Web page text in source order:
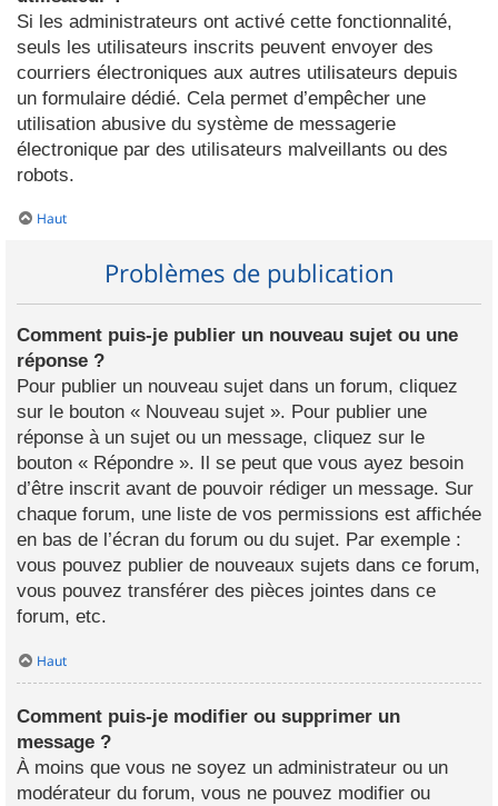
Si les administrateurs ont activé cette fonctionnalité,
seuls les utilisateurs inscrits peuvent envoyer des
courriers électroniques aux autres utilisateurs depuis
un formulaire dédié. Cela permet d’empêcher une
utilisation abusive du système de messagerie
électronique par des utilisateurs malveillants ou des
robots.
Haut
Problèmes de publication
Comment puis-je publier un nouveau sujet ou une
réponse ?
Pour publier un nouveau sujet dans un forum, cliquez
sur le bouton « Nouveau sujet ». Pour publier une
réponse à un sujet ou un message, cliquez sur le
bouton « Répondre ». Il se peut que vous ayez besoin
d’être inscrit avant de pouvoir rédiger un message. Sur
chaque forum, une liste de vos permissions est affichée
en bas de l’écran du forum ou du sujet. Par exemple :
vous pouvez publier de nouveaux sujets dans ce forum,
vous pouvez transférer des pièces jointes dans ce
forum, etc.
Haut
Comment puis-je modifier ou supprimer un
message ?
À moins que vous ne soyez un administrateur ou un
modérateur du forum, vous ne pouvez modifier ou